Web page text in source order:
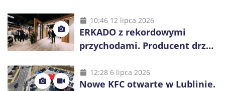
10:46 12 lipca 2026
ERKADO z rekordowymi
przychodami. Producent drzwi
inwestycje
12:28 6 lipca 2026
Nowe KFC otwarte w Lublinie.